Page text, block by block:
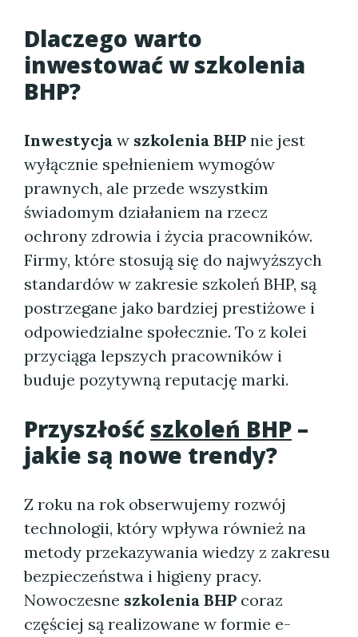
Dlaczego warto
inwestować wszkolenia
BHP?
Inwestycja w szkolenia BHP nie jest
wyłącznie spełnieniem wymogów
prawnych, ale przede wszystkim
świadomym działaniem na rzecz
ochrony zdrowia i życia pracowników.
Firmy, które stosują się do najwyższych
standardów w zakresie szkoleń BHP, są
postrzegane jako bardziej prestiżowe i
odpowiedzialne społecznie. To z kolei
przyciąga lepszych pracowników i
buduje pozytywną reputację marki.
Przyszłość szkoleń BHP –
jakie są nowe trendy?
Z roku na rok obserwujemy rozwój
technologii, który wpływa również na
metody przekazywania wiedzy z zakresu
bezpieczeństwa i higieny pracy.
Nowoczesne szkolenia BHP coraz
częściej są realizowane w formie e-